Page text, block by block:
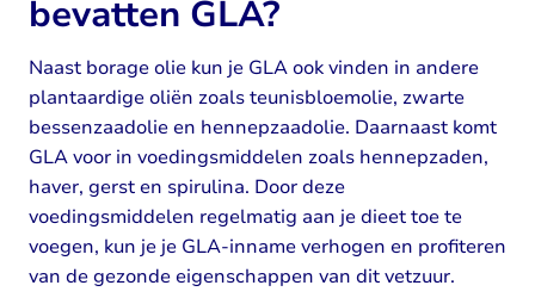
bevatten GLA?
Naast borage olie kun je GLA ook vinden in andere
plantaardige oliën zoals teunisbloemolie, zwarte
bessenzaadolie en hennepzaadolie. Daarnaast komt
GLA voor in voedingsmiddelen zoals hennepzaden,
haver, gerst en spirulina. Door deze
voedingsmiddelen regelmatig aan je dieet toe te
voegen, kun je je GLA-inname verhogen en profiteren
van de gezonde eigenschappen van dit vetzuur.